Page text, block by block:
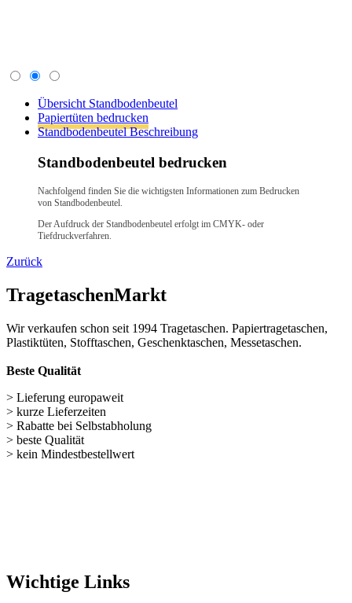
von Standbodenbeutel.
Der Aufdruck der Standbodenbeutel erfolgt im CMYK- oder
Tiefdruckverfahren.
Zurück
TragetaschenMarkt
Wir verkaufen schon seit 1994 Tragetaschen. Papiertragetaschen,
Plastiktüten, Stofftaschen, Geschenktaschen, Messetaschen.
> kurze Lieferzeiten
> Rabatte bei Selbstabholung
> kein Mindestbestellwert
Wichtige Links
Non Woven u. Woven Taschen (203)
Geschenke verpacken (301)